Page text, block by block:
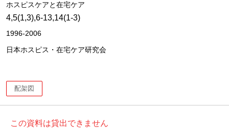
ホスピスケアと在宅ケア
4,5(1,3),6-13,14(1-3)
1996-2006
日本ホスピス・在宅ケア研究会
配架図
この資料は貸出できません